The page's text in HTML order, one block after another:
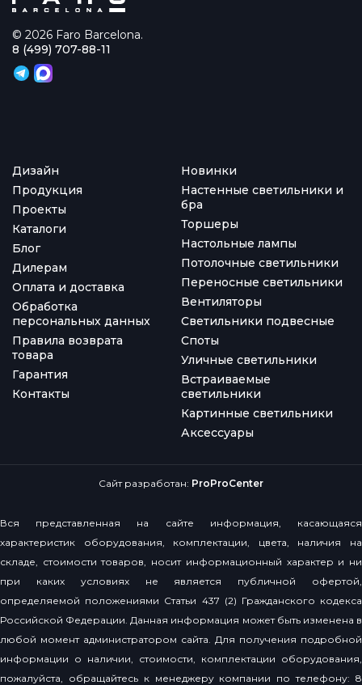
© 2026 Faro Barcelona.
Дизайн
Продукция
Проекты
Каталоги
Блог
Дилерам
Оплата и доставка
Обработка
персональных данных
Правила возврата
товара
Гарантия
Контакты
Новинки
Настенные светильники и
бра
Торшеры
Настольные лампы
Потолочные светильники
Переносные светильники
Вентиляторы
Светильники подвесные
Споты
Уличные светильники
Встраиваемые
светильники
Картинные светильники
Аксессуары
8 (499) 707-88-11
Сайт разработан: ProProCenter
Вся представленная на сайте информация, касающаяся
характеристик оборудования, комплектации, цвета, наличия на
складе, стоимости товаров, носит информационный характер и ни
при каких условиях не является публичной офертой,
определяемой положениями Статьи 437 (2) Гражданского кодекса
Российской Федерации. Данная информация может быть изменена в
любой момент администратором сайта. Для получения подробной
информации о наличии, стоимости, комплектации оборудования,
пожалуйста, обращайтесь к менеджеру компании по телефону: 8